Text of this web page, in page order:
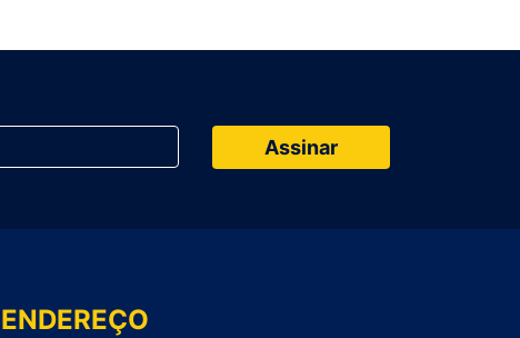
ENDEREÇO